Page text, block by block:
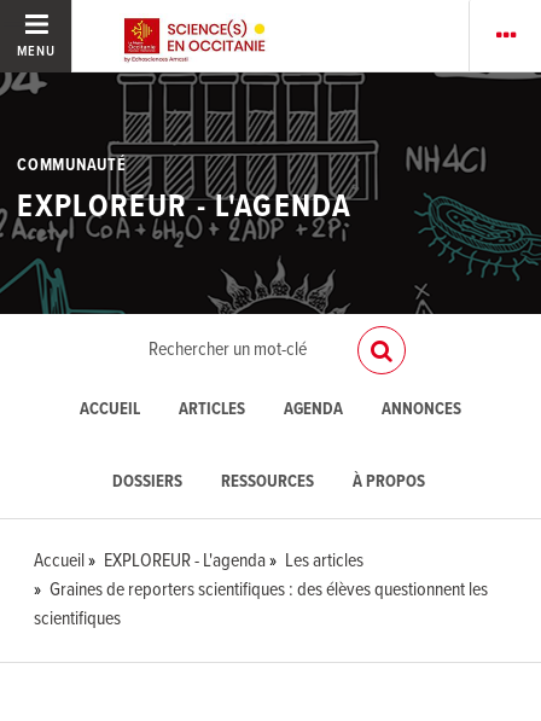
MENU
COMMUNAUTÉ
EXPLOREUR - L'AGENDA
ACCUEIL ARTICLES AGENDA ANNONCES
DOSSIERS RESSOURCES À PROPOS
Accueil EXPLOREUR - L'agenda
Les articles
Graines de reporters scientifiques : des élèves questionnent les
scientifiques